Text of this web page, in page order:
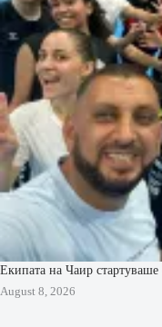
Екипата на Чаир
August 8, 2026